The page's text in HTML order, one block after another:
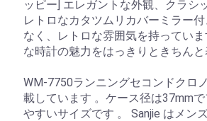
ッピー] エレガントな外観、クラシ
レトロなカタツムリカバーミラー
なく、レトロな雰囲気を持ってい
な時計の魅力をはっきりときちんと
WM-7750ランニングセコンドクロ
載しています 。ケース径は37mm
やすいサイズです 。 Sanjie はメン